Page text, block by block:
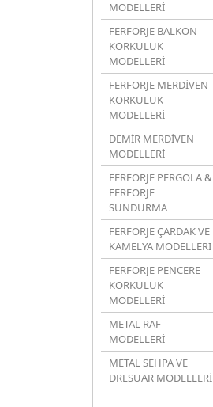
MODELLERİ
FERFORJE BALKON
KORKULUK
MODELLERİ
FERFORJE MERDİVEN
KORKULUK
MODELLERİ
DEMİR MERDİVEN
MODELLERİ
FERFORJE PERGOLA &
FERFORJE
SUNDURMA
FERFORJE ÇARDAK VE
KAMELYA MODELLERİ
FERFORJE PENCERE
KORKULUK
MODELLERİ
METAL RAF
MODELLERİ
METAL SEHPA VE
DRESUAR MODELLERİ